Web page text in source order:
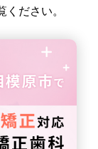
ださい。